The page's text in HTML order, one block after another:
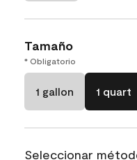
Tamaño
* Obligatorio
1 gallon 1 quart
Seleccionar